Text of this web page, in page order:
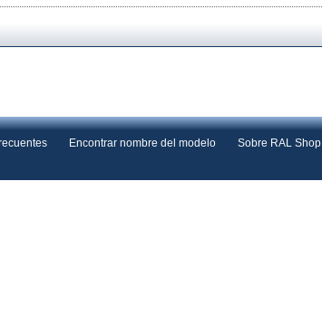
Encontrar nombre del modelo Sobre RAL Shop